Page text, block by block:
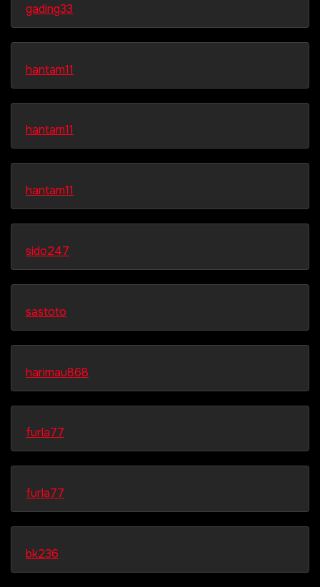
gading33
hantam11
hantam11
hantam11
sido247
sastoto
harimau868
furla77
furla77
bk236